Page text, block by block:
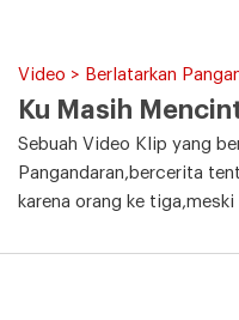
Video > Berlatarkan
Ku Masih
Sebuah Video Klip yang
Pangandaran,bercerita
karena orang ke